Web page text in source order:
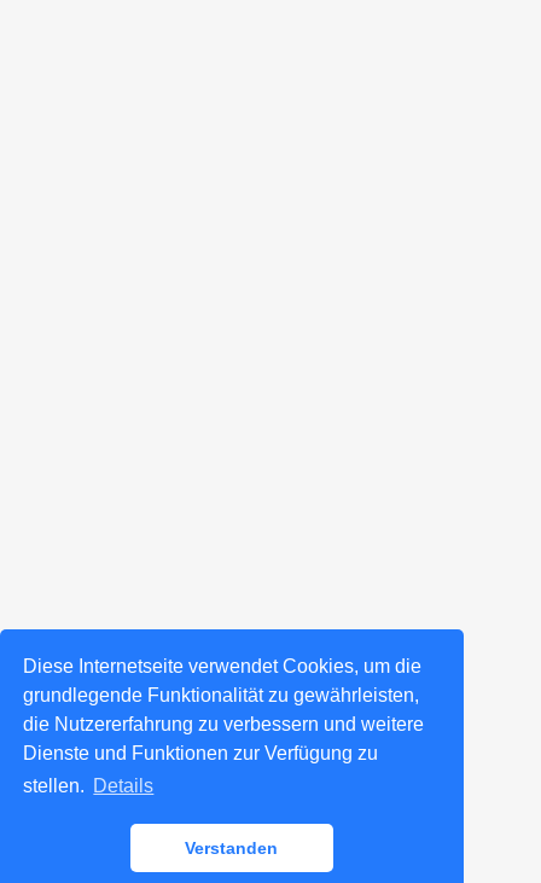
Diese Internetseite verwendet Cookies, um die
grundlegende Funktionalität zu gewährleisten,
die Nutzererfahrung zu verbessern und weitere
Dienste und Funktionen zur Verfügung zu
stellen. Details
Verstanden